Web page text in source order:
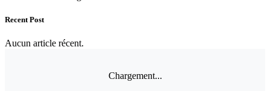
Recent Post
Aucun article récent.
Chargement...